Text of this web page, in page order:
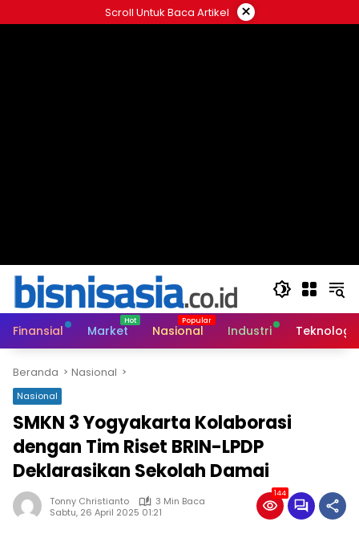
ke
Scroll Untuk Baca Artikel ×
Finansial Market Nasional Industri Teknologi
Beranda Nasional
Nasional
SMKN 3 Yogyakarta Kolaborasi
dengan Tim Riset BRIN-LPDP
Deklarasikan Sekolah Damai
Tonny Christianto
3 Min Baca
Sabtu, 26 April 2025 01:21
144